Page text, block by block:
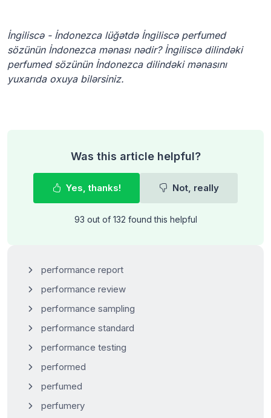
İngiliscə - İndonezca lüğətdə İngiliscə perfumed
sözünün İndonezca mənası nədir? İngiliscə dilindəki
perfumed sözünün İndonezca dilindəki mənasını
yuxarıda oxuya bilərsiniz.
Was this article helpful?
Yes, thanks! Not, really
93 out of 132 found this helpful
performance report
performance review
performance sampling
performance standard
performance testing
performed
perfumed
perfumery